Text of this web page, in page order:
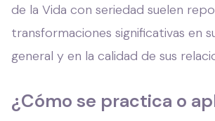
de la Vida con seriedad suelen
transformaciones significativas en
general y en la calidad de sus
¿Cómo se practica o